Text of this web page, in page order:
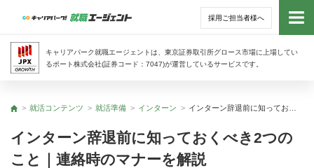
採用ご担当者様へ
キャリアパーク就職エージェントは、東京証券取引所グロース市場に上場してい
るポート株式会社(証券コード：7047)が運営しているサービスです。
トッ
トップ
就活コンテンツ 就活準備 インターン
インターン辞退前に知っておくべき2つの
こと｜連絡時のマナーを解説